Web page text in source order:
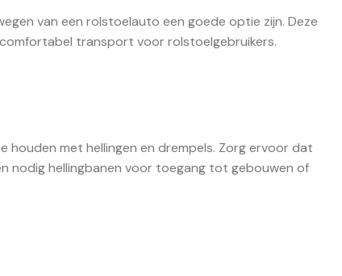
van een rolstoelauto een goede optie zijn. Deze
transport voor rolstoelgebruikers.
houden met hellingen en drempels. Zorg ervoor dat
nodig hellingbanen voor toegang tot gebouwen of